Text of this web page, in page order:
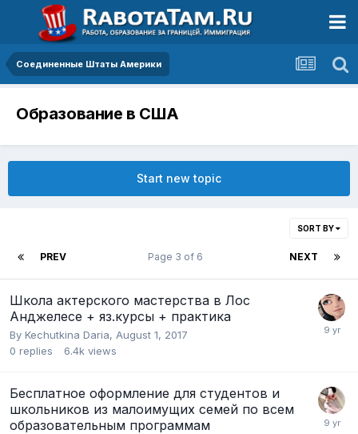
Соединенные Штаты Америки
Образование в США
Start new topic
SORT BY
PREV NEXT
Page 3 of 6
Школа актерского мастерства в Лос
Анджелесе + яз.курсы + практика
By Kechutkina Daria, August 1, 2017
0 replies 6.4k views
Бесплатное оформление для студентов и
школьников из малоимущих семей по всем
образовательным программам